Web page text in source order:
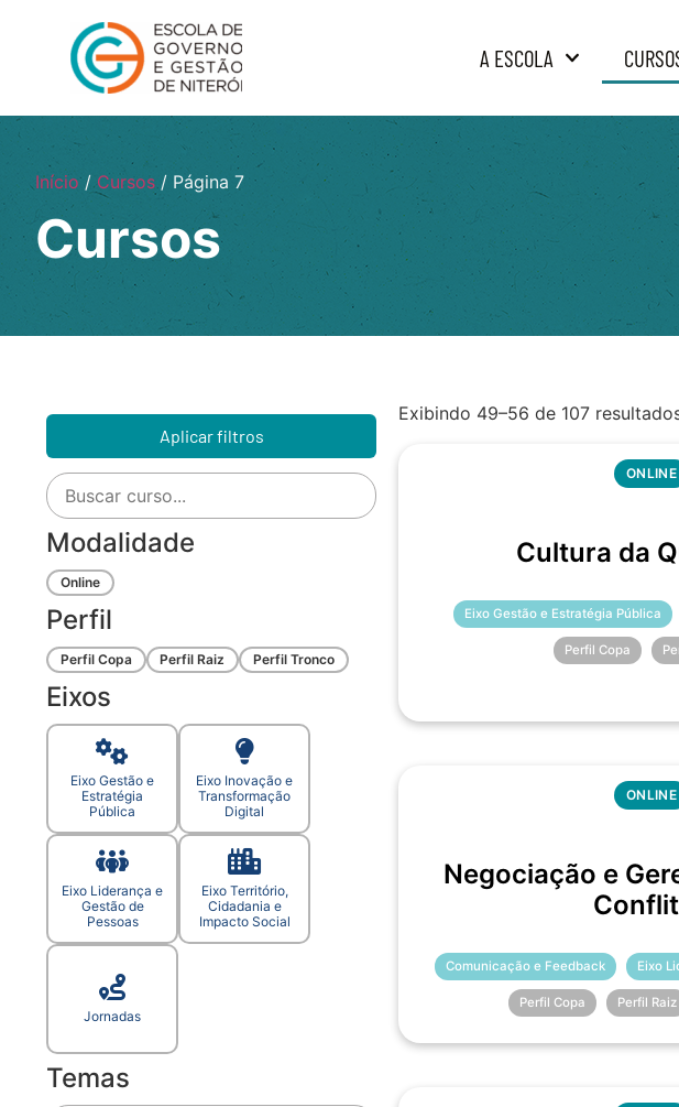
A ESCOLA
Início/Cursos/ Página 7
Cursos
Aplicar filtros
Modalidade
Online
Perfil
Perfil Copa Perfil Raiz Perfil Tronco
Eixos
Eixo Gestão e
Estratégia
Pública
Eixo Inovação e
Transformação
Digital
Eixo Liderança e
Gestão de
Pessoas
Eixo Território,
Cidadania e
Impacto Social
Jornadas
Temas
Exibindo 49–56 de 107
ONLINE
Cultura da
Eixo Gestão e Estratégia Pública
Perfil Copa
ONLINE
Negociação e
Comunicação e Feedback Eixo
Perfil Copa Perfil Raiz